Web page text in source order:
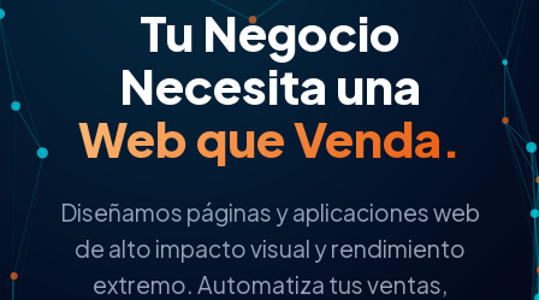
Tu Negocio
Necesita una
Web que Venda.
Diseñamos páginas y aplicaciones web
de alto impacto visual y rendimiento
extremo. Automatiza tus ventas,